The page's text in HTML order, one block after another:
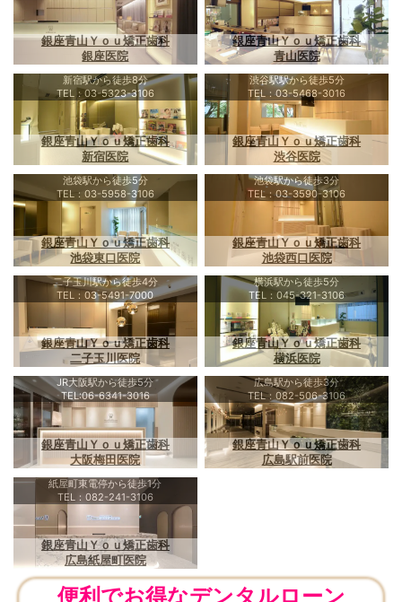
銀座青山Ｙｏｕ矯正歯科
銀座医院
銀座青山Ｙｏｕ矯正歯科
青山医院
新宿駅から徒歩8分
TEL：03-5323-3106
銀座青山Ｙｏｕ矯正歯科
新宿医院
渋谷駅駅から徒歩5分
TEL：03-5468-3016
銀座青山Ｙｏｕ矯正歯科
渋谷医院
池袋駅から徒歩5分
TEL：03-5958-3106
銀座青山Ｙｏｕ矯正歯科
池袋東口医院
池袋駅から徒歩3分
TEL：03-3590-3106
銀座青山Ｙｏｕ矯正歯科
池袋西口医院
二子玉川駅から徒歩4分
TEL：03-5491-7000
銀座青山Ｙｏｕ矯正歯科
二子玉川医院
横浜駅から徒歩5分
TEL：045-321-3106
銀座青山Ｙｏｕ矯正歯科
横浜医院
JR大阪駅から徒歩5分
TEL:06-6341-3016
銀座青山Ｙｏｕ矯正歯科
大阪梅田医院
広島駅から徒歩3分
TEL：082-506-3106
銀座青山Ｙｏｕ矯正歯科
広島駅前医院
紙屋町東電停から徒歩1分
TEL：082-241-3106
銀座青山Ｙｏｕ矯正歯科
広島紙屋町医院
便利でお得なデンタルローン